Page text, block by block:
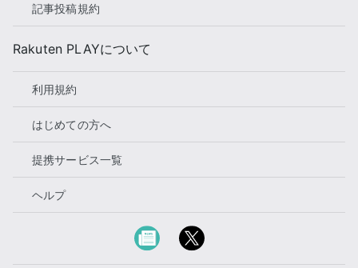
記事投稿規約
Rakuten PLAYについて
利用規約
はじめての方へ
提携サービス一覧
ヘルプ